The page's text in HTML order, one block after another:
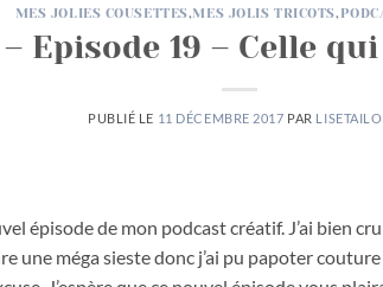
MES JOLIES COUSETTES,MES JOLIS TRICOTS,
Episode 19 – Celle
PUBLIÉ LE 11 DÉCEMBRE 2017 PAR
épisode de mon podcast créatif. J’ai bien
une méga sieste donc j’ai pu papoter